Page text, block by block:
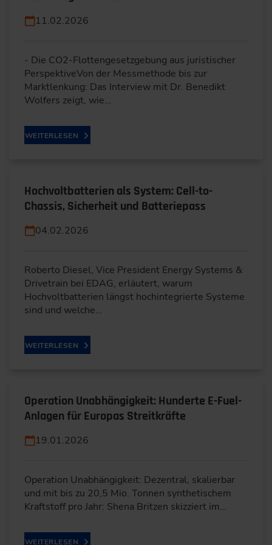
11.02.2026
- Die CO2-Flottengesetzgebung aus juristischer
PerspektiveVon der Messmethode bis zur
Marktlenkung: Das Interview mit Dr. Benedikt
Wolfers zeigt, wie…
WEITERLESEN
Hochvoltbatterien als System: Cell-to-
Chassis, Sicherheit und Batteriepass
04.02.2026
Roberto Diesel, Vice President Energy Systems &
Drivetrain bei EDAG, erläutert, warum
Hochvoltbatterien längst hochintegrierte Systeme
sind und welche…
WEITERLESEN
Operation Unabhängigkeit: Hunderte E-Fuel-
Anlagen für Europas Streitkräfte
19.01.2026
Operation Unabhängigkeit: Dezentral, skalierbar
und mit bis zu 20,5 Mio. Tonnen synthetischem
Kraftstoff pro Jahr: Shena Britzen skizziert im…
WEITERLESEN